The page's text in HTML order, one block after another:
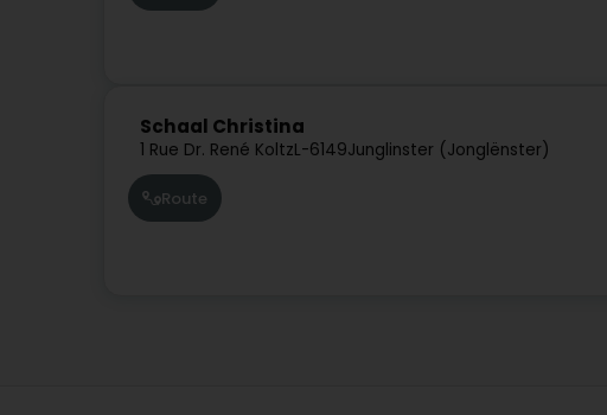
Schaal Christina
1 Rue Dr. René KoltzL-6149Junglinster (Jonglënster)
Route